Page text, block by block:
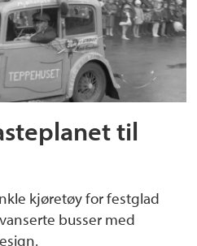
til
kjøretøy for festglad
busser med